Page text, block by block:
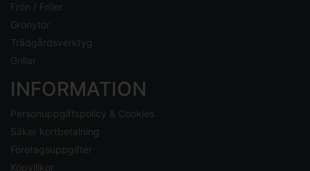
Frön / Fröer
Grönytor
Trädgårdsverktyg
Grillar
INFORMATION
Personuppgiftspolicy & Cookies
Säker kortbetalning
Företagsuppgifter
Köpvillkor